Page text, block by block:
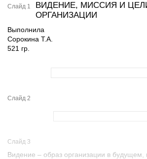
Слайд 1
ВИДЕНИЕ, МИССИЯ И
ОРГАНИЗАЦИИ
Выполнила
Сорокина Т.А.
521 гр.
Слайд 2
Слайд 3
Видение – образ организации в будущем,